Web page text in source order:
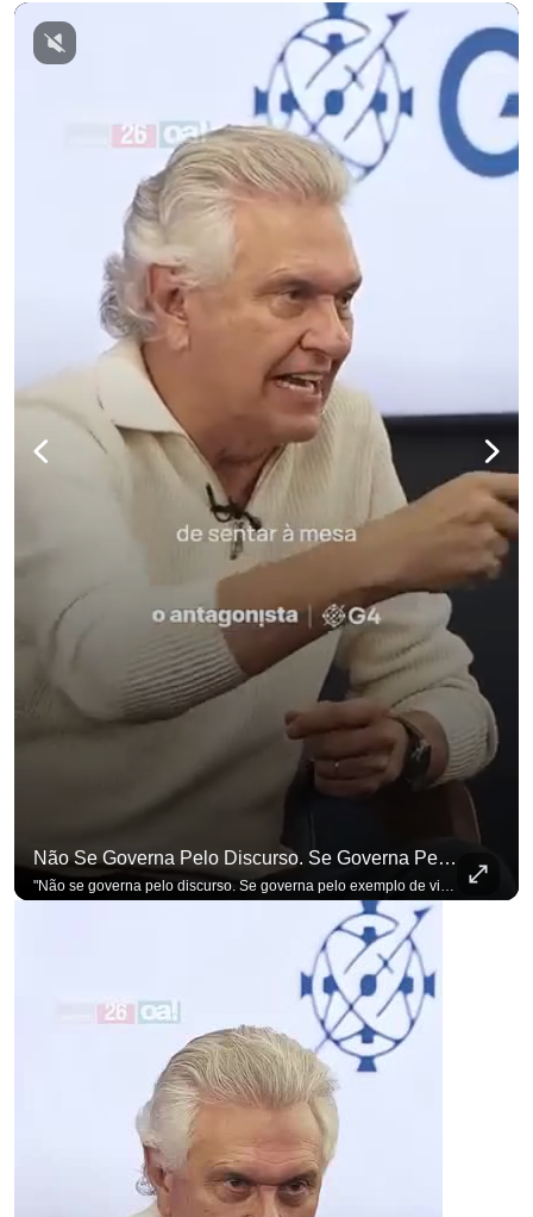
Não Se Governa Pelo Discurso. Se Governa Pelo Exemplo De Vida", Alfineta Ronaldo Caiado